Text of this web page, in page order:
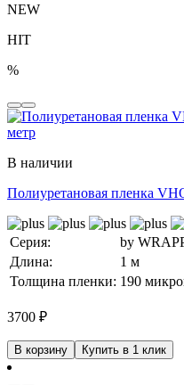
NEW
HIT
%
В наличии
Полиуретановая пленка
Серия:
by
Длина:
1 м
Толщина пленки: 190
3700 ₽
В корзину Купить в 1 клик